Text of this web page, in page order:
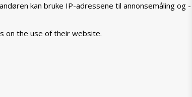
kan bruke IP-adressene til annonsemåling og -
on the use of their website.